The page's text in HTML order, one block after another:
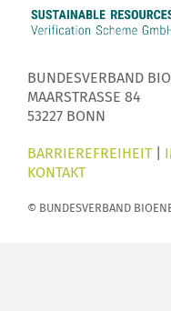
BUNDESVERBAND
MAARSTRASSE 84
53227 BONN
BARRIEREFREIHEIT
KONTAKT
© BUNDESVERBAND